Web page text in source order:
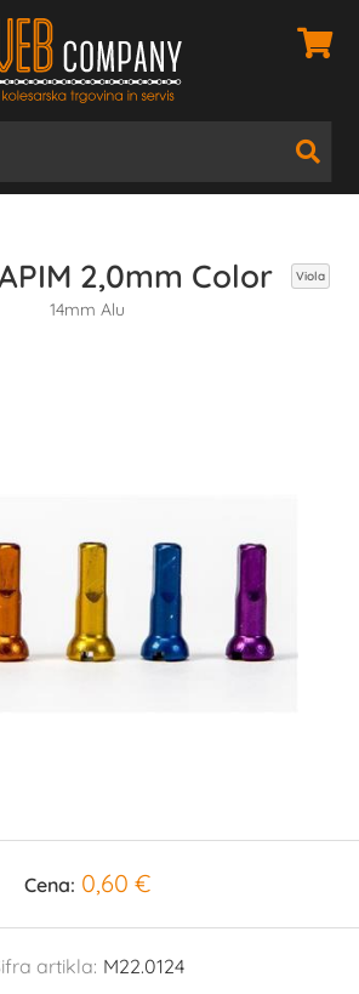
2,0mm Color Viola
14mm Alu
Cena: 0,60 €
artikla: M22.0124